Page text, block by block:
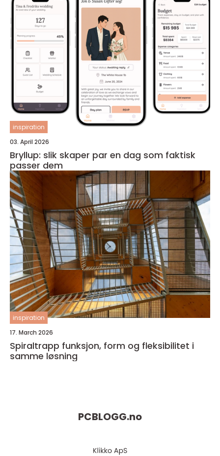
inspiration
03. April 2026
Bryllup: slik skaper par en dag som faktisk
passer dem
inspiration
17. March 2026
Spiraltrapp funksjon, form og fleksibilitet i
samme løsning
PCBLOGG.no